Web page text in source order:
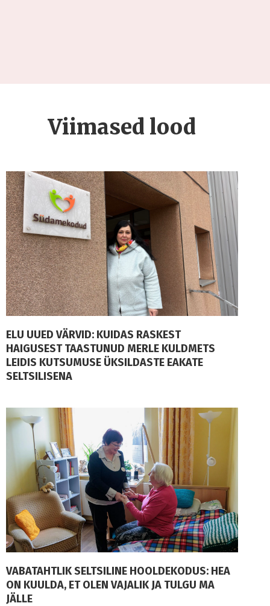
Viimased lood
ELU UUED VÄRVID: KUIDAS RASKEST
HAIGUSEST TAASTUNUD MERLE KULDMETS
LEIDIS KUTSUMUSE ÜKSILDASTE EAKATE
SELTSILISENA
VABATAHTLIK SELTSILINE HOOLDEKODUS: HEA
ON KUULDA, ET OLEN VAJALIK JA TULGU MA
JÄLLE